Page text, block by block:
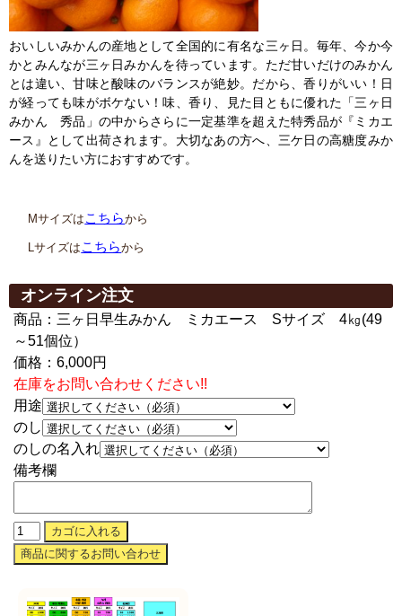
おいしいみかんの産地として全国的に有名な三ヶ日。毎年、今か今
かとみんなが三ヶ日みかんを待っています。ただ甘いだけのみかん
とは違い、甘味と酸味のバランスが絶妙。だから、香りがいい！日
が経っても味がボケない！味、香り、見た目ともに優れた「三ヶ日
みかん 秀品」の中からさらに一定基準を超えた特秀品が『ミカエ
ース』として出荷されます。大切なあの方へ、三ケ日の高糖度みか
んを送りたい方におすすめです。
Mサイズは こちらから
Lサイズは こちらから
オンライン注文
商品：三ヶ日早生みかん ミカエース Sサイズ 4㎏(49
～51個位）
価格：6,000円
在庫をお問い合わせください!!
用途
のし
のしの名入れ
備考欄